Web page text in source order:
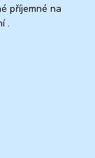
příjemné na
.